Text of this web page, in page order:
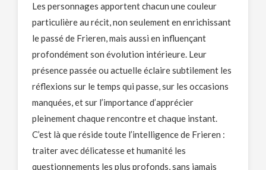
Les personnages apportent chacun une couleur
particulière au récit, non seulement en enrichissant
le passé de Frieren, mais aussi en influençant
profondément son évolution intérieure. Leur
présence passée ou actuelle éclaire subtilement les
réflexions sur le temps qui passe, sur les occasions
manquées, et sur l’importance d’apprécier
pleinement chaque rencontre et chaque instant.
C’est là que réside toute l’intelligence de Frieren :
traiter avec délicatesse et humanité les
questionnements les plus profonds, sans jamais